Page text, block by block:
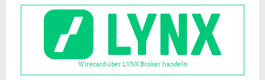
Wirecard über LYNX Broker handeln